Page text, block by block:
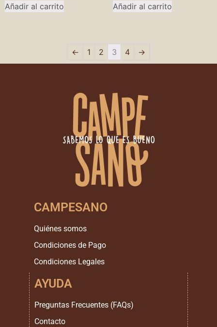
Añadir al carrito Añadir al carrito
← 1 2 3 4 →
CAMPESANO
Quiénes somos
Condiciones de Pago
Condiciones Legales
AYUDA
Preguntas Frecuentes (FAQs)
Contacto